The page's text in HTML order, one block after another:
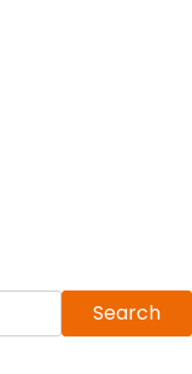
Search